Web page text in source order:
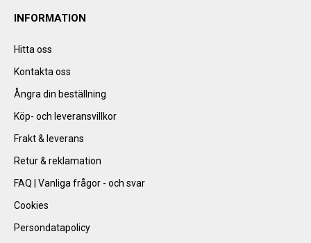
INFORMATION
Hitta oss
Kontakta oss
Ångra din beställning
Köp- och leveransvillkor
Frakt & leverans
Retur & reklamation
FAQ | Vanliga frågor - och svar
Cookies
Persondatapolicy